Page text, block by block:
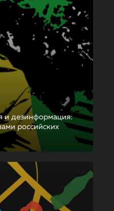
и дезинформация:
российских